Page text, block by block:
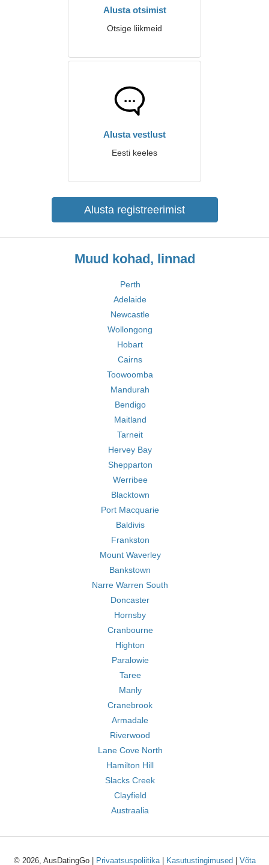
Alusta otsimist
Otsige liikmeid
Alusta vestlust
Eesti keeles
Alusta registreerimist
Muud kohad, linnad
Perth
Adelaide
Newcastle
Wollongong
Hobart
Cairns
Toowoomba
Mandurah
Bendigo
Maitland
Tarneit
Hervey Bay
Shepparton
Werribee
Blacktown
Port Macquarie
Baldivis
Frankston
Mount Waverley
Bankstown
Narre Warren South
Doncaster
Hornsby
Cranbourne
Highton
Paralowie
Taree
Manly
Cranebrook
Armadale
Riverwood
Lane Cove North
Hamilton Hill
Slacks Creek
Clayfield
Austraalia
© 2026, AusDatingGo | Privaatsuspoliitika| Kasutustingimused Võta